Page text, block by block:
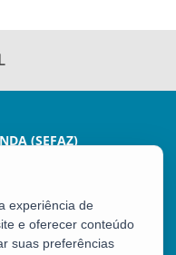
(SEFAZ)
ENSEADA DO SUÁ
experiência de
e oferecer conteúdo
suas preferências